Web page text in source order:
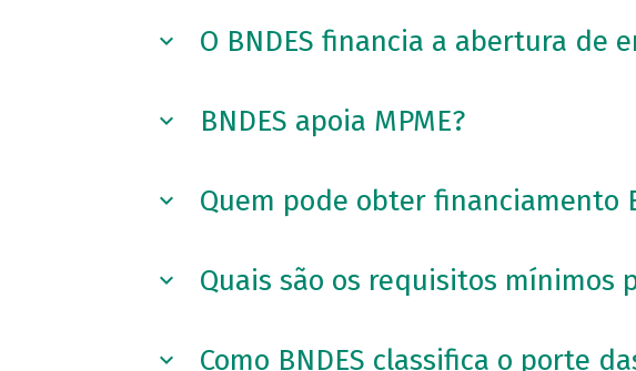
O BNDES financia a abertura de
BNDES apoia MPME?
Quem pode obter financiamento
Quais são os requisitos mínimos
Como BNDES classifica o porte